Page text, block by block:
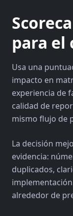
para el
Usa una
impacto en
experiencia de
calidad de
mismo flujo de
La decisión
evidencia:
duplicados,
alrededor de